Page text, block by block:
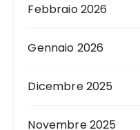
Febbraio 2026
Gennaio 2026
Dicembre 2025
Novembre 2025